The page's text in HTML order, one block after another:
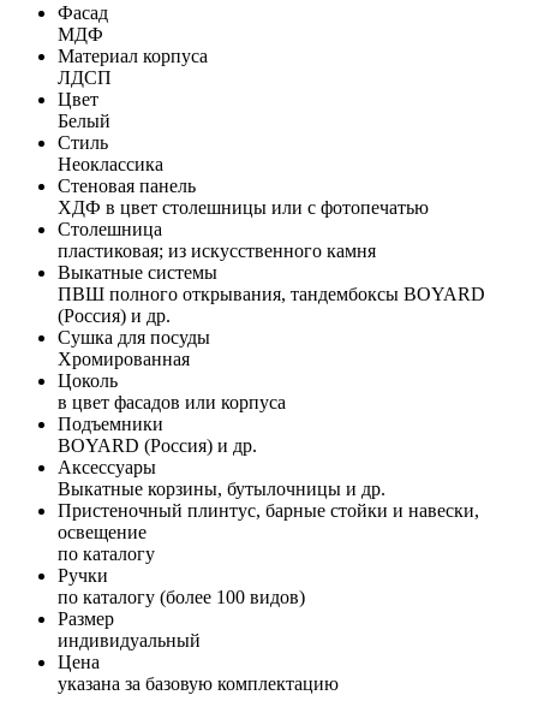
Фасад
МДФ
Материал корпуса
ЛДСП
Цвет
Белый
Стиль
Неоклассика
Стеновая панель
ХДФ в цвет столешницы или с фотопечатью
Столешница
пластиковая; из искусственного камня
Выкатные системы
ПВШ полного открывания, тандембоксы BOYARD
(Россия) и др.
Сушка для посуды
Хромированная
Цоколь
в цвет фасадов или корпуса
Подъемники
BOYARD (Россия) и др.
Аксессуары
Выкатные корзины, бутылочницы и др.
Пристеночный плинтус, барные стойки и навески,
освещение
по каталогу
Ручки
по каталогу (более 100 видов)
Размер
индивидуальный
Цена
указана за базовую комплектацию